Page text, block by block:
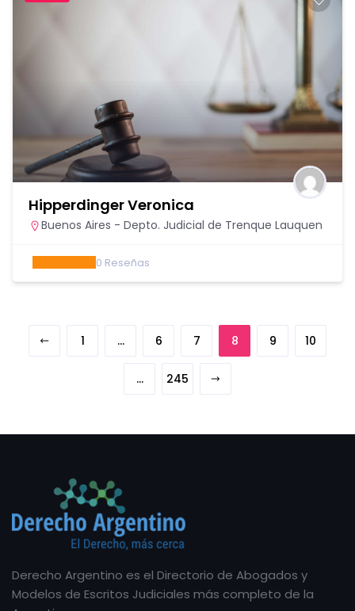
Hipperdinger Veronica
Buenos Aires - Depto. Judicial de Trenque Lauquen
0 Reseñas
1 … 6 7 8 9 10
… 245
Derecho Argentino es el Directorio de Abogados y
Modelos de Escritos Judiciales más completo de la